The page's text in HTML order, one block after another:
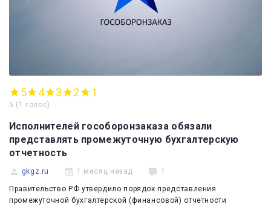
5 4 3 2 1
5 ( 1 голос)
Исполнителей гособоронзаказа обязали
представлять промежуточную бухгалтерскую
отчетность
gkgz.ru 1 месяц назад 1
Правительство РФ утвердило порядок представления
промежуточной бухгалтерской (финансовой) отчетности